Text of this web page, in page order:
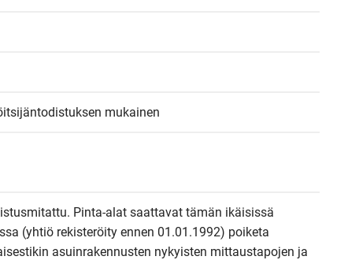
mukainen
Pinta-alat saattavat tämän ikäisissä
(yhtiö rekisteröity ennen 01.01.1992) poiketa
asuinrakennusten nykyisten mittaustapojen ja